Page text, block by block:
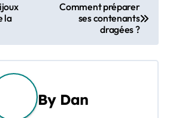
la
Comment préparer
ses contenants
dragées ?
By Dan